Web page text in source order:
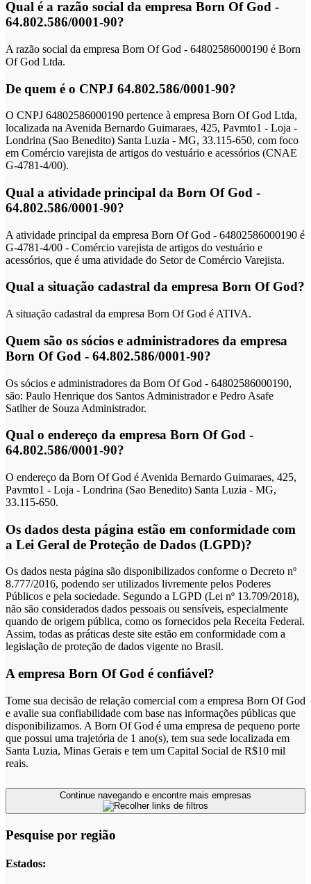
Qual é a razão social da empresa Born Of God -
64.802.586/0001-90?
A razão social da empresa Born Of God - 64802586000190 é Born
Of God Ltda.
De quem é o CNPJ 64.802.586/0001-90?
O CNPJ 64802586000190 pertence à empresa Born Of God Ltda,
localizada na Avenida Bernardo Guimaraes, 425, Pavmto1 - Loja -
Londrina (Sao Benedito) Santa Luzia - MG, 33.115-650, com foco
em Comércio varejista de artigos do vestuário e acessórios (CNAE
G-4781-4/00).
Qual a atividade principal da Born Of God -
64.802.586/0001-90?
A atividade principal da empresa Born Of God - 64802586000190 é
G-4781-4/00 - Comércio varejista de artigos do vestuário e
acessórios, que é uma atividade do Setor de Comércio Varejista.
Qual a situação cadastral da empresa Born Of God?
A situação cadastral da empresa Born Of God é ATIVA.
Quem são os sócios e administradores da empresa
Born Of God - 64.802.586/0001-90?
Os sócios e administradores da Born Of God - 64802586000190,
são: Paulo Henrique dos Santos Administrador e Pedro Asafe
Satlher de Souza Administrador.
Qual o endereço da empresa Born Of God -
64.802.586/0001-90?
O endereço da Born Of God é Avenida Bernardo Guimaraes, 425,
Pavmto1 - Loja - Londrina (Sao Benedito) Santa Luzia - MG,
33.115-650.
Os dados desta página estão em conformidade com
a Lei Geral de Proteção de Dados (LGPD)?
Os dados nesta página são disponibilizados conforme o Decreto nº
8.777/2016, podendo ser utilizados livremente pelos Poderes
Públicos e pela sociedade. Segundo a LGPD (Lei nº 13.709/2018),
não são considerados dados pessoais ou sensíveis, especialmente
quando de origem pública, como os fornecidos pela Receita Federal.
Assim, todas as práticas deste site estão em conformidade com a
legislação de proteção de dados vigente no Brasil.
A empresa Born Of God é confiável?
Tome sua decisão de relação comercial com a empresa Born Of God
e avalie sua confiabilidade com base nas informações públicas que
disponibilizamos. A Born Of God é uma empresa de pequeno porte
que possui uma trajetória de 1 ano(s), tem sua sede localizada em
Santa Luzia, Minas Gerais e tem um Capital Social de R$10 mil
reais.
Pesquise por região
Estados: